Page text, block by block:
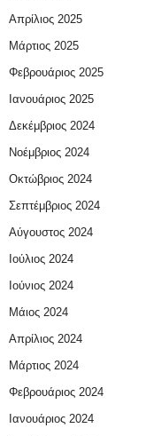
Απρίλιος 2025
Μάρτιος 2025
Φεβρουάριος 2025
Ιανουάριος 2025
Δεκέμβριος 2024
Νοέμβριος 2024
Οκτώβριος 2024
Σεπτέμβριος 2024
Αύγουστος 2024
Ιούλιος 2024
Ιούνιος 2024
Μάιος 2024
Απρίλιος 2024
Μάρτιος 2024
Φεβρουάριος 2024
Ιανουάριος 2024